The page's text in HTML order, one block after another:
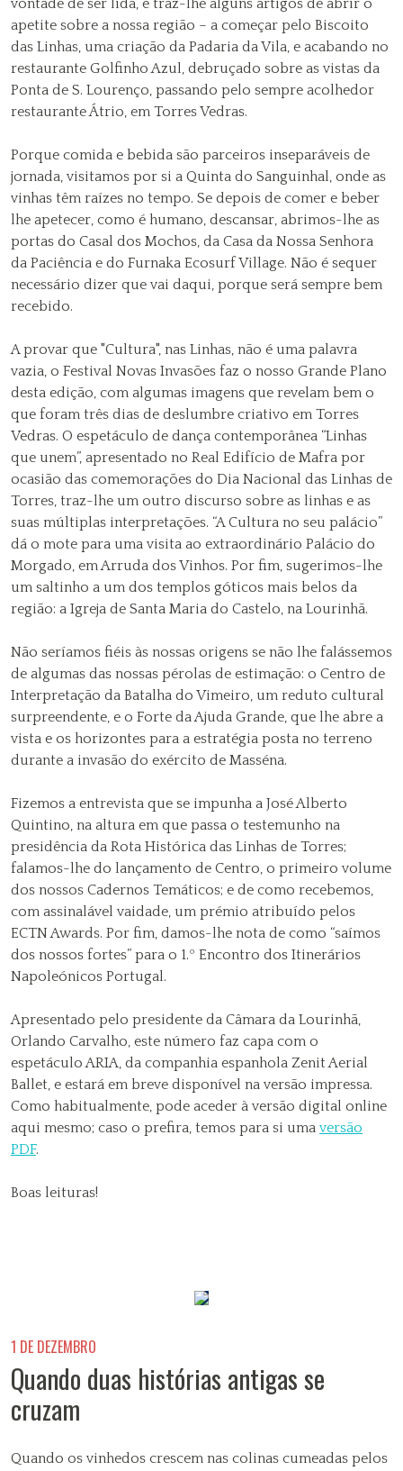
vontade de ser lida, e traz-lhe alguns artigos de abrir o
apetite sobre a nossa região – a começar pelo Biscoito
das Linhas, uma criação da Padaria da Vila, e acabando no
restaurante Golfinho Azul, debruçado sobre as vistas da
Ponta de S. Lourenço, passando pelo sempre acolhedor
restaurante Átrio, em Torres Vedras.
Porque comida e bebida são parceiros inseparáveis de
jornada, visitamos por si a Quinta do Sanguinhal, onde as
vinhas têm raízes no tempo. Se depois de comer e beber
lhe apetecer, como é humano, descansar, abrimos-lhe as
portas do Casal dos Mochos, da Casa da Nossa Senhora
da Paciência e do Furnaka Ecosurf Village. Não é sequer
necessário dizer que vai daqui, porque será sempre bem
recebido.
A provar que "Cultura", nas Linhas, não é uma palavra
vazia, o Festival Novas Invasões faz o nosso Grande Plano
desta edição, com algumas imagens que revelam bem o
que foram três dias de deslumbre criativo em Torres
Vedras. O espetáculo de dança contemporânea “Linhas
que unem”, apresentado no Real Edifício de Mafra por
ocasião das comemorações do Dia Nacional das Linhas de
Torres, traz-lhe um outro discurso sobre as linhas e as
suas múltiplas interpretações. “A Cultura no seu palácio”
dá o mote para uma visita ao extraordinário Palácio do
Morgado, em Arruda dos Vinhos. Por fim, sugerimos-lhe
um saltinho a um dos templos góticos mais belos da
região: a Igreja de Santa Maria do Castelo, na Lourinhã.
Não seríamos fiéis às nossas origens se não lhe falássemos
de algumas das nossas pérolas de estimação: o Centro de
Interpretação da Batalha do Vimeiro, um reduto cultural
surpreendente, e o Forte da Ajuda Grande, que lhe abre a
vista e os horizontes para a estratégia posta no terreno
durante a invasão do exército de Masséna.
Fizemos a entrevista que se impunha a José Alberto
Quintino, na altura em que passa o testemunho na
presidência da Rota Histórica das Linhas de Torres;
falamos-lhe do lançamento de Centro, o primeiro volume
dos nossos Cadernos Temáticos; e de como recebemos,
com assinalável vaidade, um prémio atribuído pelos
ECTN Awards. Por fim, damos-lhe nota de como “saímos
dos nossos fortes” para o 1.º Encontro dos Itinerários
Napoleónicos Portugal.
Apresentado pelo presidente da Câmara da Lourinhã,
Orlando Carvalho, este número faz capa com o
espetáculo ARIA, da companhia espanhola Zenit Aerial
Ballet, e estará em breve disponível na versão impressa.
Como habitualmente, pode aceder à versão digital online
aqui mesmo; caso o prefira, temos para si uma versão
PDF.
Boas leituras!
1 DE DEZEMBRO
Quando duas histórias antigas se
cruzam
Quando os vinhedos crescem nas colinas cumeadas pelos